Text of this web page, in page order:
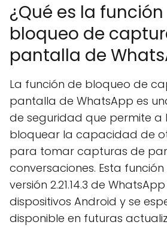
¿Qué es la
bloqueo de
pantalla de
La función de bloqueo de
pantalla de WhatsApp es
de seguridad que permite a
bloquear la capacidad de
para tomar capturas de
conversaciones. Esta
versión 2.21.14.3 de
dispositivos Android y se
disponible en futuras